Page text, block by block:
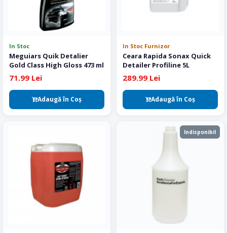
In Stoc
Meguiars Quik Detalier
Gold Class High Gloss 473 ml
71.99 Lei
Adaugă în Coş
In Stoc Furnizor
Ceara Rapida Sonax Quick
Detailer Profiline 5L
289.99 Lei
Adaugă în Coş
Indisponibil